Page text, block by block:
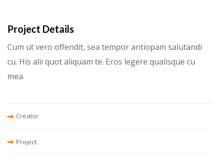
Project Details
Cum ut vero offendit, sea tempor antiopam salutandi
cu. His alii quot aliquam te. Eros legere qualisque cu
mea.
Creator
Project